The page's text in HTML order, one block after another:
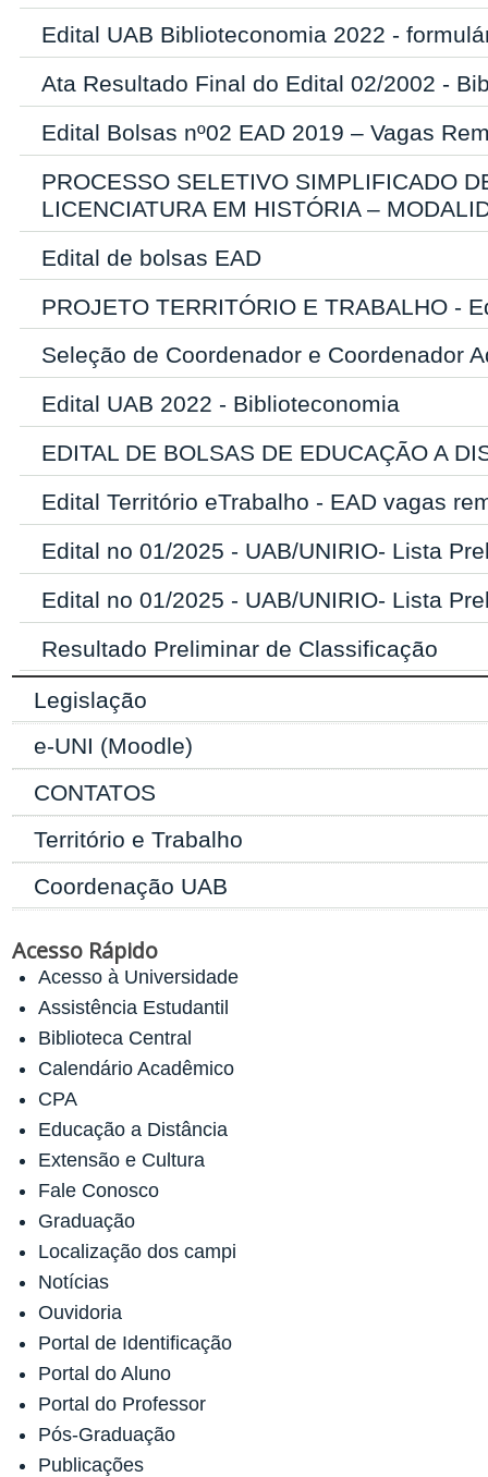
Edital UAB Biblioteconomia 2022 -
Ata Resultado Final do Edital 02/2002 -
Edital Bolsas nº02 EAD 2019 – Vagas
PROCESSO SELETIVO SIMPLIFICADO
LICENCIATURA EM HISTÓRIA –
Edital de bolsas EAD
PROJETO TERRITÓRIO E TRABALHO -
Seleção de Coordenador e Coordenador
Edital UAB 2022 - Biblioteconomia
EDITAL DE BOLSAS DE EDUCAÇÃO A
Edital Território eTrabalho - EAD vagas
Edital no 01/2025 - UAB/UNIRIO- Lista
Edital no 01/2025 - UAB/UNIRIO- Lista
Resultado Preliminar de Classificação
Legislação
e-UNI (Moodle)
CONTATOS
Território e Trabalho
Coordenação UAB
Acesso Rápido
Acesso à Universidade
Assistência Estudantil
Biblioteca Central
Calendário Acadêmico
CPA
Educação a Distância
Extensão e Cultura
Fale Conosco
Graduação
Localização dos campi
Notícias
Ouvidoria
Portal de Identificação
Portal do Aluno
Portal do Professor
Pós-Graduação
Publicações